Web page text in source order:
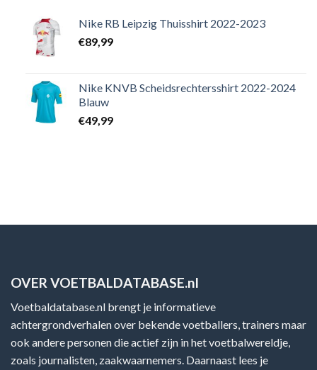
Nike RB Leipzig Thuisshirt 2022-2023
€89,99
Nike KNVB Scheidsrechtersshirt 2022-2024
Blauw
€49,99
OVER VOETBALDATABASE.nl
Voetbaldatabase.nl brengt je informatieve
achtergrondverhalen over bekende voetballers, trainers maar
ook andere personen die actief zijn in het voetbalwereldje,
zoals journalisten, zaakwaarnemers. Daarnaast lees je